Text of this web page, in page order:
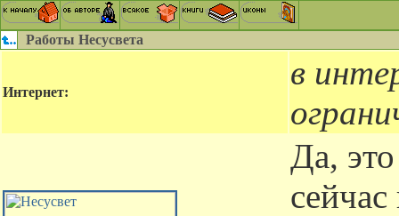
Работы Несусвета
Интернет:
в
Да,